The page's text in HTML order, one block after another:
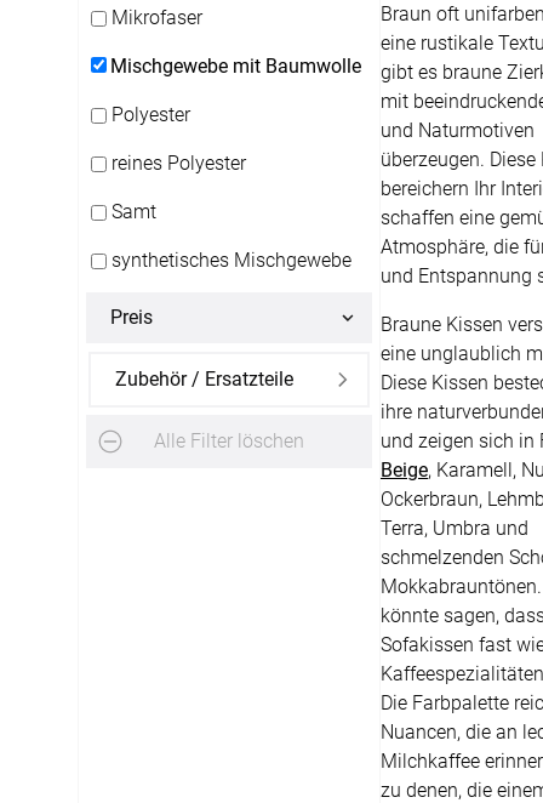
Alle Markisenstoffe
Massanfertigung
SERVICE
03745 75 92808
Servicezeiten
Mikrofaser
Mischgewebe mit Baumwolle
Polyester
reines Polyester
Samt
synthetisches Mischgewebe
Preis
Zubehör / Ersatzteile
Alle Filter löschen
Braun oft
eine rustikale
gibt es braune
mit
und Naturmotiven
überzeugen. Diese
bereichern Ihr
schaffen eine
Atmosphäre, die
und Entspannung
Braune Kissen
eine unglaublich
Diese Kissen
ihre
und zeigen sich in
Beige, Karamell,
Ockerbraun,
Terra, Umbra und
schmelzenden
könnte sagen,
Sofakissen fast
Die Farbpalette
Nuancen, die an
Milchkaffee
zu denen, die